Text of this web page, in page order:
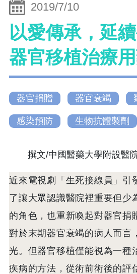
2019/7/10
以愛傳承，延
器官移植治療
器官捐贈 器官衰竭
感染預防 生物抗體製劑
撰文/中國醫藥大學附設醫
近來電視劇「生死接線員」引
了讓大眾認識醫院裡重要但少
的角色，也重新喚起對器官捐
對於末期器官衰竭的病人而言
光。但器官移植僅能視為一種
疾病的方法，從術前術後的評